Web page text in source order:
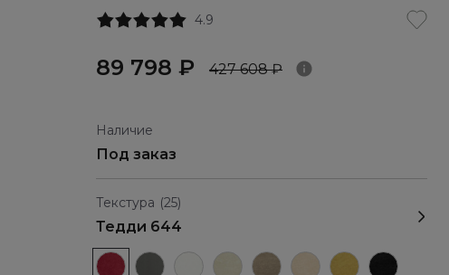
4.9
89 798 ₽ 427 608 ₽
Наличие
Под заказ
Текстура (25)
Тедди 644